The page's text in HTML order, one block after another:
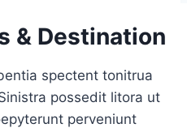
& Destination
spectent tonitrua
possedit litora ut
perveniunt